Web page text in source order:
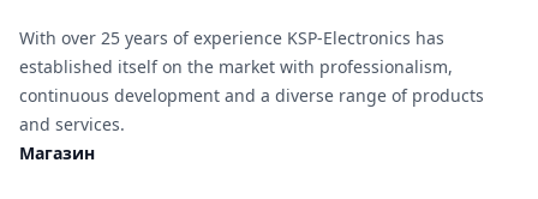
With over 25 years of experience KSP-Electronics has
established itself on the market with professionalism,
continuous development and a diverse range of products
and services.
Магазин